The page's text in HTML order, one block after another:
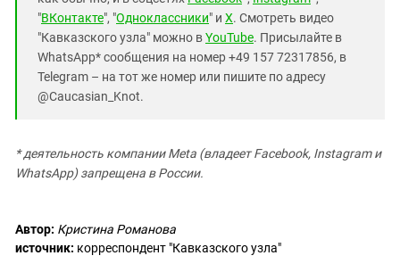
"ВКонтакте", "Одноклассники" и X. Смотреть видео
"Кавказского узла" можно вYouTube. Присылайте в
WhatsApp* сообщения на номер +49 157 72317856, в
Telegram – на тот же номер или пишите по адресу
@Caucasian_Knot.
* деятельность компании Meta (владеет Facebook, Instagram и
WhatsApp) запрещена в России.
Автор: Кристина Романова
источник: корреспондент "Кавказского узла"